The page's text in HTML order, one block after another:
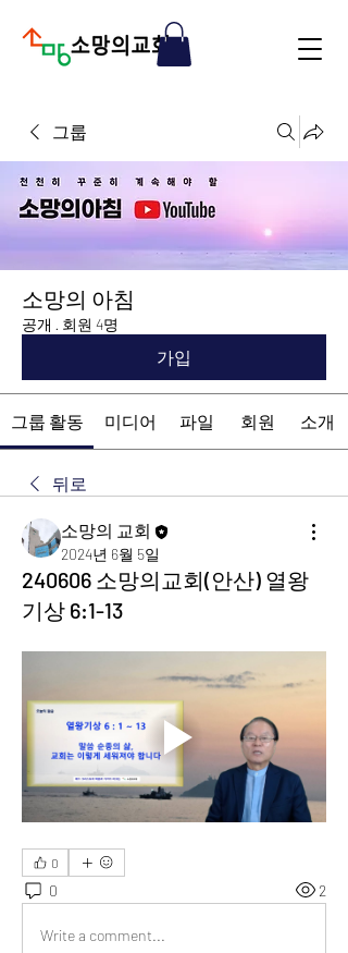
그룹
소망의 아침
공개 · 회원 4명
가입
그룹 활동 미디어 파일 회원 소개
뒤로
소망의 교회
2024년 6월 5일
240606 소망의교회(안산) 열왕
기상 6:1-13
0
0 2
Write a comment...